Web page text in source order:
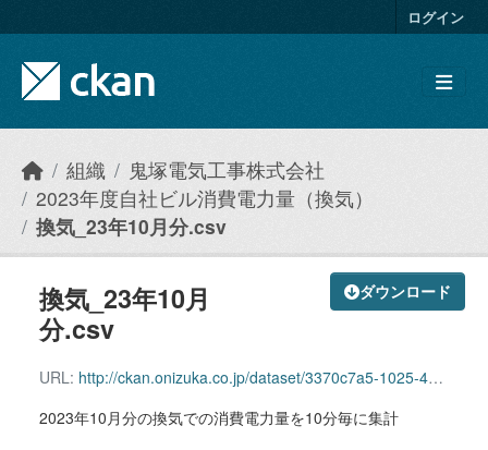
ログイン
組織
鬼塚電気工事株式会社
2023年度自社ビル消費電力量（換気）
換気_23年10月分.csv
ダウンロード
換気_23年10月
分.csv
URL: http://ckan.onizuka.co.jp/dataset/3370c7a5-1025-4ad9-84bf-c86ee00ceb0a/resource/988d825f-da75-4329-bb02-7fdd482a1a74/download/ventilation_2310.csv
2023年10月分の換気での消費電力量を10分毎に集計